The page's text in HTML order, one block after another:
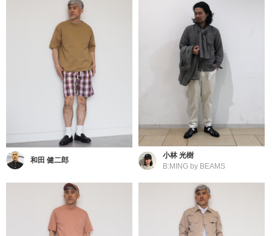
和田 健二郎
小林 光樹
B:MING by BEAMS